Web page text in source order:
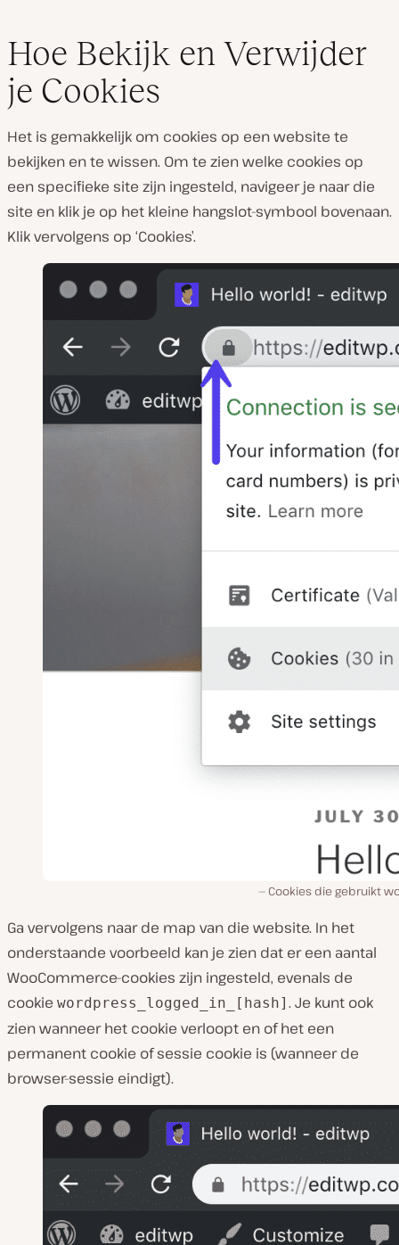
Hoe Bekijk en Verwijder
je Cookies
Het is gemakkelijk om cookies op een website te
bekijken en te wissen. Om te zien welke cookies op
een specifieke site zijn ingesteld, navigeer je naar die
site en klik je op het kleine hangslot-symbool bovenaan.
Klik vervolgens op ‘Cookies’.
Cookies die gebruikt
Ga vervolgens naar de map van die website. In het
onderstaande voorbeeld kan je zien dat er een aantal
WooCommerce-cookies zijn ingesteld, evenals de
cookie wordpress_logged_in_[hash] . Je kunt ook
zien wanneer het cookie verloopt en of het een
permanent cookie of sessie cookie is (wanneer de
browser-sessie eindigt).